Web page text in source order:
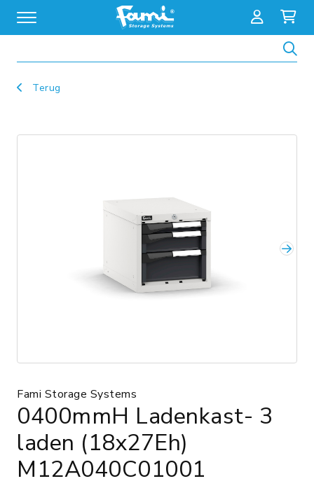
Terug
Fami Storage Systems
0400mmH Ladenkast- 3
laden (18x27Eh)
M12A040C01001